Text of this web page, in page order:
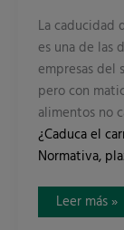
La caducidad
es una de las
empresas del
pero con
alimentos no
¿Caduca el
Normativa,
Leer más »